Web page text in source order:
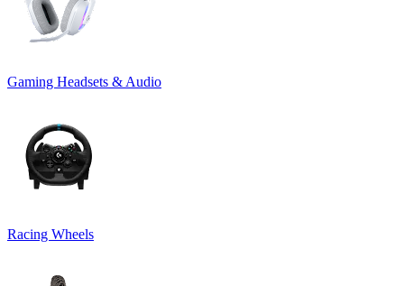
Gaming Headsets & Audio
Racing Wheels